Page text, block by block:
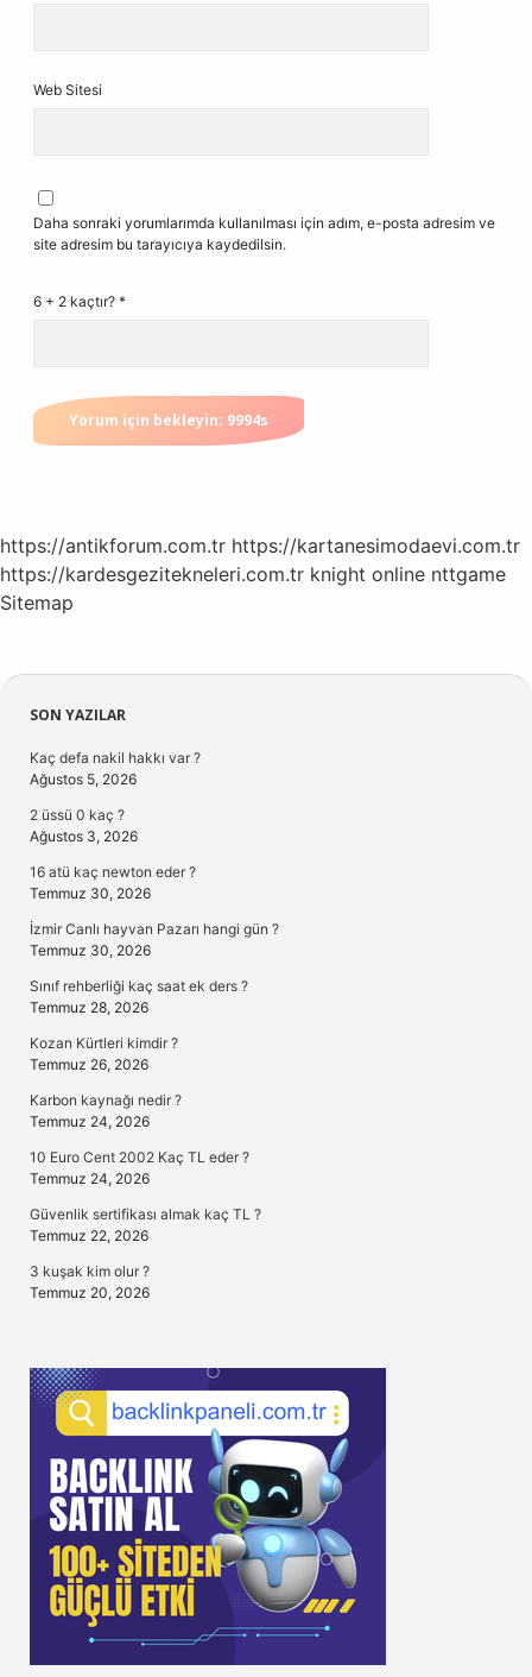
Web Sitesi
Daha sonraki yorumlarımda kullanılması için adım, e-posta adresim ve
site adresim bu tarayıcıya kaydedilsin.
6 + 2 kaçtır? *
https://antikforum.com.tr https://kartanesimodaevi.com.tr
https://kardesgezitekneleri.com.tr knight online nttgame
Sitemap
Sidebar
SON YAZILAR
Kaç defa nakil hakkı var ?
Ağustos 5, 2026
2 üssü 0 kaç ?
Ağustos 3, 2026
16 atü kaç newton eder ?
Temmuz 30, 2026
İzmir Canlı hayvan Pazarı hangi gün ?
Temmuz 30, 2026
Sınıf rehberliği kaç saat ek ders ?
Temmuz 28, 2026
Kozan Kürtleri kimdir ?
Temmuz 26, 2026
Karbon kaynağı nedir ?
Temmuz 24, 2026
10 Euro Cent 2002 Kaç TL eder ?
Temmuz 24, 2026
Güvenlik sertifikası almak kaç TL ?
Temmuz 22, 2026
3 kuşak kim olur ?
Temmuz 20, 2026